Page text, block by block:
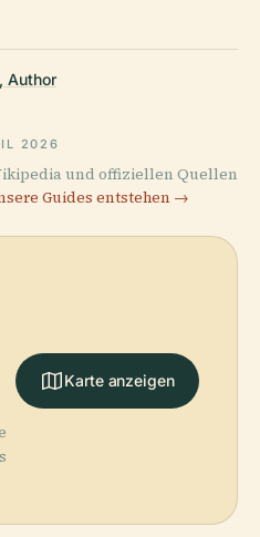
Author
2026
und offiziellen Quellen
Guides entstehen →
Karte anzeigen